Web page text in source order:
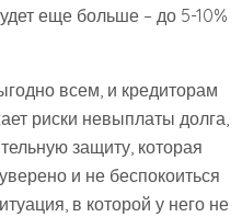
еще больше – до 5-10%
всем, и кредиторам
риски невыплаты долга,
защиту, которая
и не беспокоиться
в которой у него не